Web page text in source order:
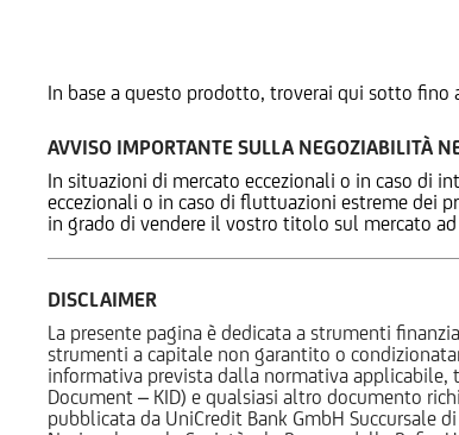
In base a questo prodotto, troverai qui sotto
AVVISO IMPORTANTE SULLA NEGOZIABILITÀ
In situazioni di mercato eccezionali o in caso di
eccezionali o in caso di fluttuazioni estreme dei
in grado di vendere il vostro titolo sul mercato
DISCLAIMER
La presente pagina è dedicata a strumenti
strumenti a capitale non garantito o
informativa prevista dalla normativa applicabile,
Document – KID) e qualsiasi altro documento
pubblicata da UniCredit Bank GmbH Succursale